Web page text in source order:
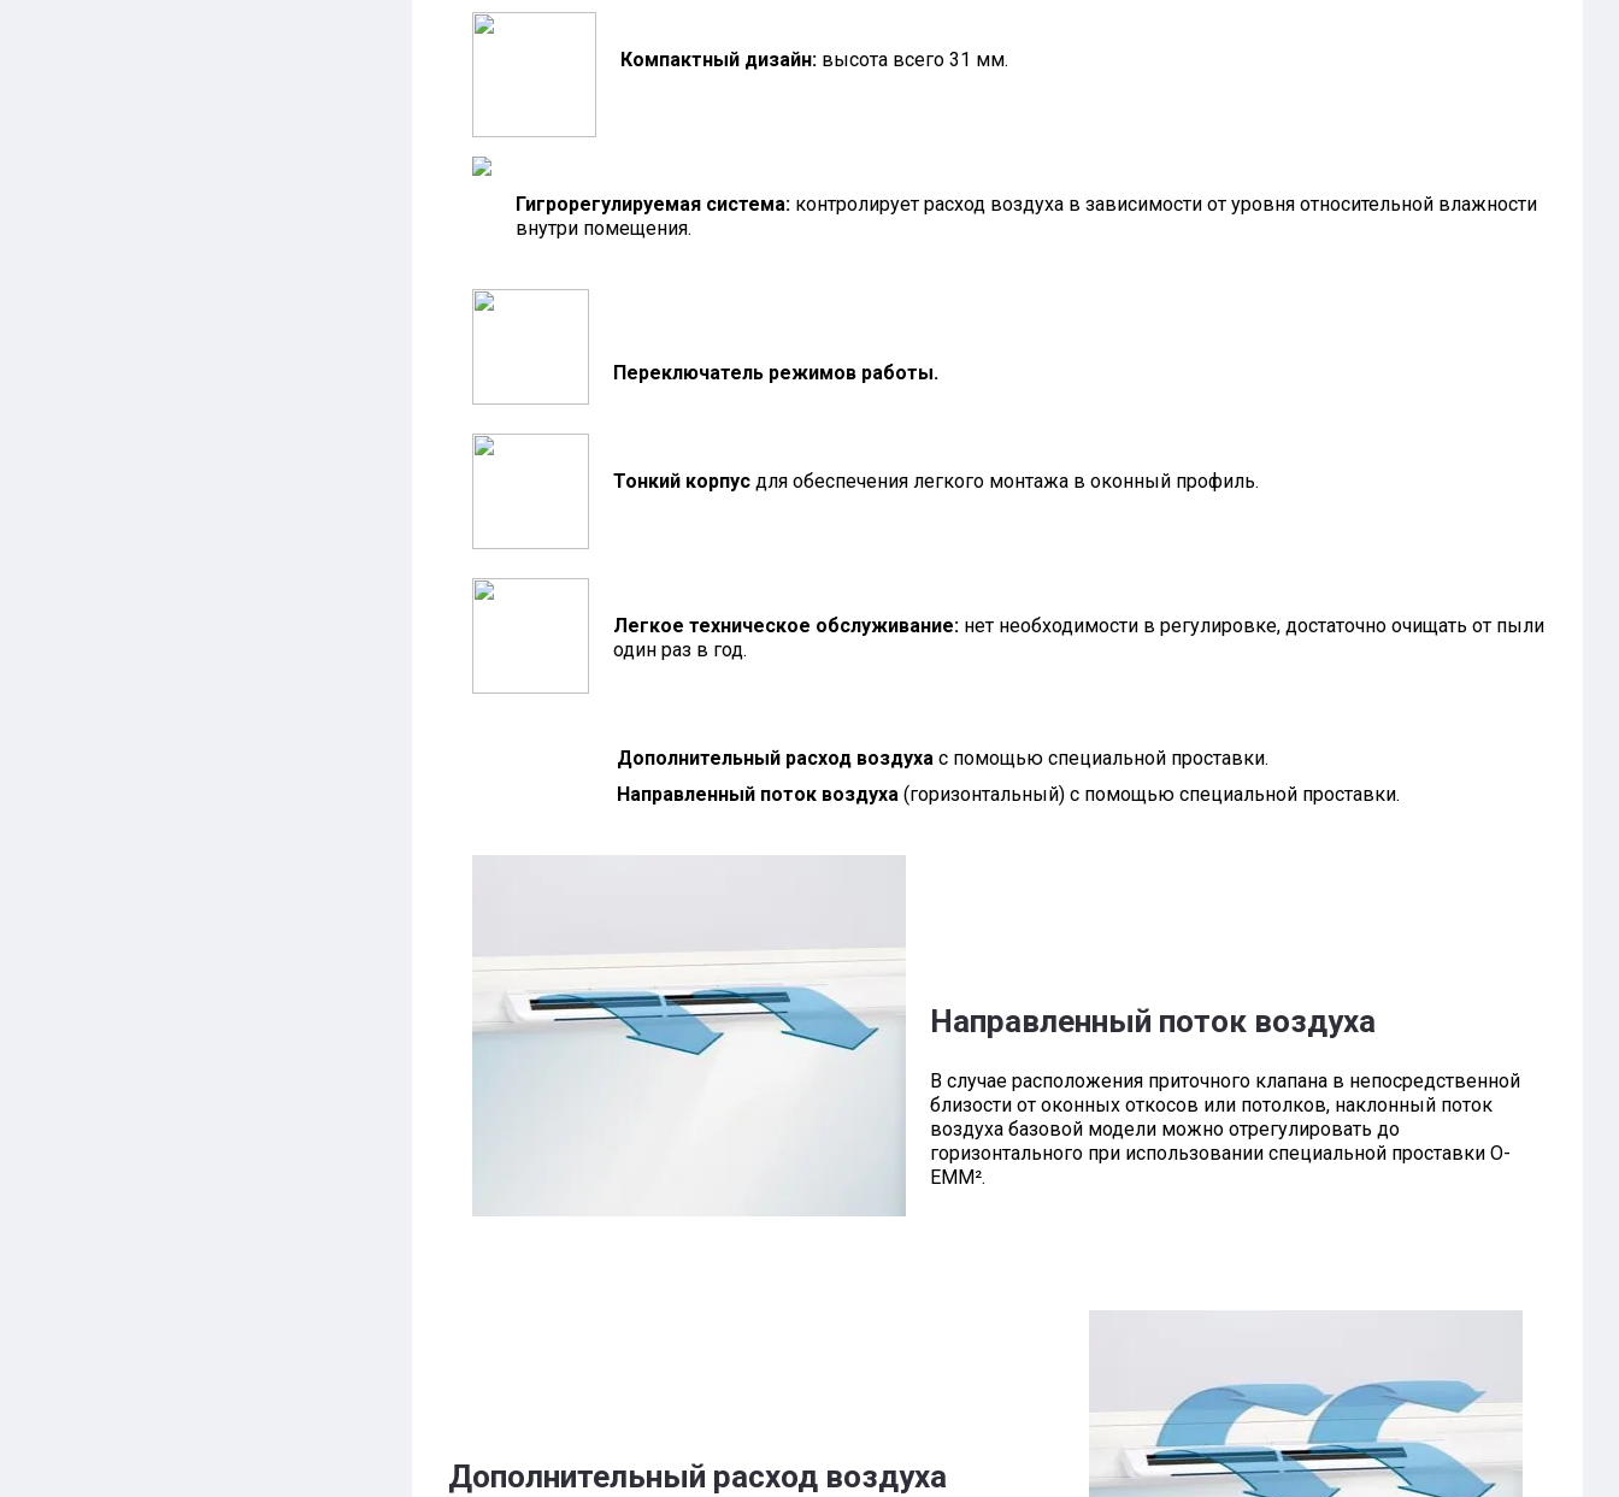
Компактный дизайн: высота всего 31 мм.
Гигрорегулируемая система: контролирует расход воздуха в зависимости от уровня относительной влажности
внутри помещения.
Переключатель режимов работы.
Тонкий корпус для обеспечения легкого монтажа в оконный профиль.
Легкое техническое обслуживание: нет необходимости в регулировке, достаточно очищать от пыли
один раз в год.
Дополнительный расход воздуха с помощью специальной проставки.
Направленный поток воздуха (горизонтальный) с помощью специальной проставки.
Направленный поток воздуха
В случае расположения приточного клапана в непосредственной
близости от оконных откосов или потолков, наклонный поток
воздуха базовой модели можно отрегулировать до
горизонтального при использовании специальной проставки O-
EMM².
Дополнительный расход воздуха